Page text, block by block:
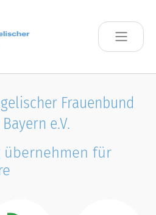
Frauenbund
e.V.
übernehmen für